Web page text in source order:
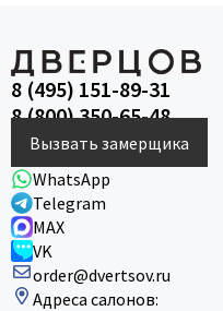
8 (495) 151-89-31
8 (800) 350-65-48
Вызвать замерщика
WhatsApp
Telegram
MAX
VK
order@dvertsov.ru
Адреса салонов: